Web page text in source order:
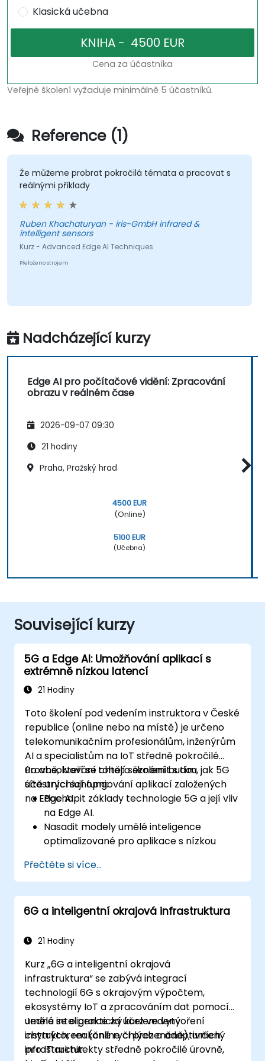
Klasická učebna
Cena za účastníka
Veřejné školení vyžaduje minimálně 5 účastníků.
Reference (1)
Že můžeme probrat pokročilá témata a pracovat s
reálnými příklady
Ruben Khachaturyan - iris-GmbH infrared &
intelligent sensors
Kurz - Advanced Edge AI Techniques
Přeloženo strojem
Nadcházející kurzy
Edge AI pro počítačové vidění: Zpracování
obrazu v reálném čase
2026-09-07 09:30
21 hodiny
Praha, Pražský hrad
4500 EUR
(Online)
5100 EUR
(Učebna)
Související kurzy
5G a Edge AI: Umožňování aplikací s
extrémně nízkou latencí
21 Hodiny
Toto školení pod vedením instruktora v České
republice (online nebo na místě) je určeno
telekomunikačním profesionálům, inženýrům
AI a specialistům na IoT středně pokročilé
úrovně, kteří se chtějí seznámit s tím, jak 5G
sítě urychlují fungování aplikací založených
na Edge AI.
Po absolvování tohoto školení budou
účastníci schopni:
Pochopit základy technologie 5G a její vliv
na Edge AI.
Nasadit modely umělé inteligence
optimalizované pro aplikace s nízkou
Vytvořit systémy pro okamžité
rozhodování využívající Edge AI a
připojení k síti 5G.
Optimalizovat zátěž umělé inteligence
na zařízeních na okraji sítě.
Přečtěte si více...
6G a inteligentní okrajová infrastruktura
21 Hodiny
Kurz „6G a inteligentní okrajová
infrastruktura“ se zabývá integrací
technologií 6G s okrajovým výpočtem,
ekosystémy IoT a zpracováním dat pomocí
umělé inteligence za účelem vytvoření
chytrých, reakčně rychlých a adaptivních
infrastruktur.
Jedná se o praktický kurz vedený
instruktorem (online či prezenčně), určený
pro IT architekty středně pokročilé úrovně,